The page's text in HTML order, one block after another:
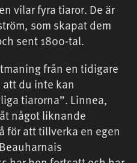
vilar fyra tiaror. De är
som skapat dem
sent 1800-tal.
från en tidigare
att du inte kan
tiarorna”. Linnea,
något liknande
för att tillverka en egen